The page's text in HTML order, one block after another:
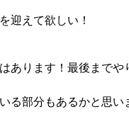
迎えて欲しい！
あります！最後までや
る部分もあるかと思い